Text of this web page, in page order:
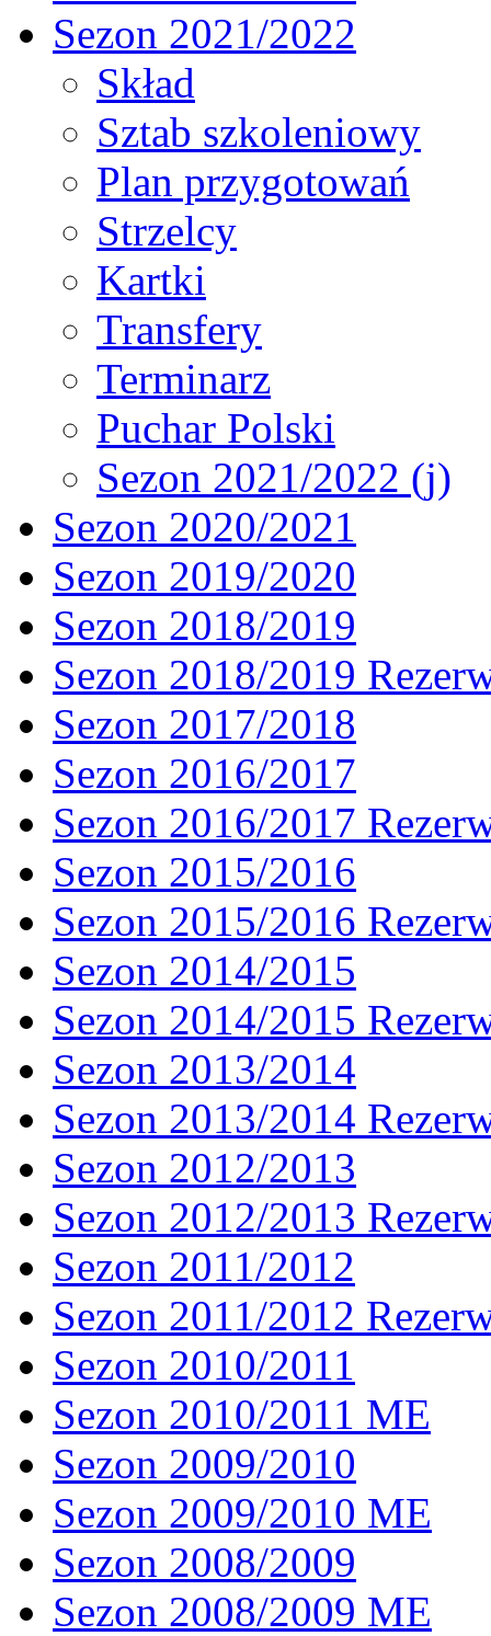
Sezon 2021/2022
Skład
Sztab szkoleniowy
Plan przygotowań
Strzelcy
Kartki
Transfery
Terminarz
Puchar Polski
Sezon 2021/2022 (j)
Sezon 2020/2021
Sezon 2019/2020
Sezon 2018/2019
Sezon 2018/2019
Sezon 2017/2018
Sezon 2016/2017
Sezon 2016/2017
Sezon 2015/2016
Sezon 2015/2016
Sezon 2014/2015
Sezon 2014/2015
Sezon 2013/2014
Sezon 2013/2014
Sezon 2012/2013
Sezon 2012/2013
Sezon 2011/2012
Sezon 2011/2012
Sezon 2010/2011
Sezon 2010/2011 ME
Sezon 2009/2010
Sezon 2009/2010 ME
Sezon 2008/2009
Sezon 2008/2009 ME